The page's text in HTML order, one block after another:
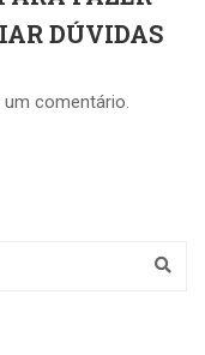
DÚVIDAS
um comentário.